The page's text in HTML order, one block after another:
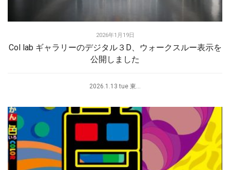
2026年1月19日
Col lab ギャラリーのデジタル３D、ウォークスルー表示を
公開しました
2026.1.13 tue 東...